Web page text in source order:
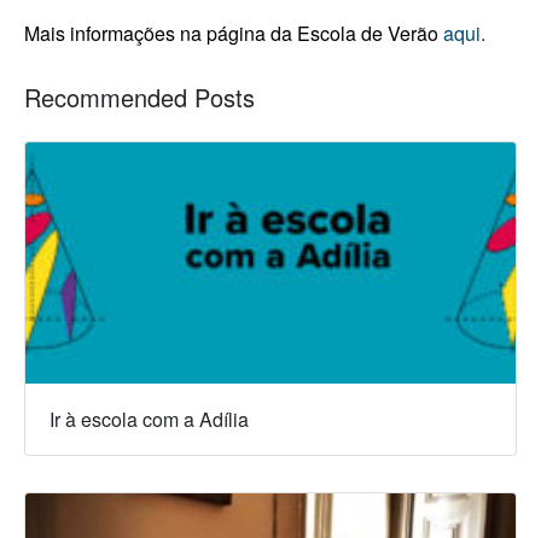
Mais informações na página da Escola de Verãoaqui.
Recommended Posts
Ir à escola com a Adília